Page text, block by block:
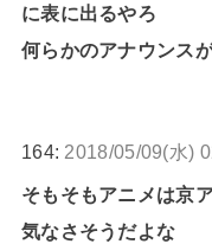
に表に出るやろ
何らかのアナウンス
164: 2018/05/09(水)
そもそもアニメは京
気なさそうだよな